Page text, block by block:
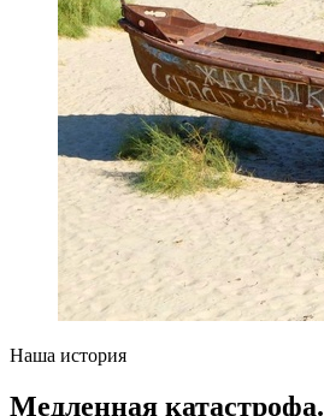
Наша история
Медленная катастрофа.